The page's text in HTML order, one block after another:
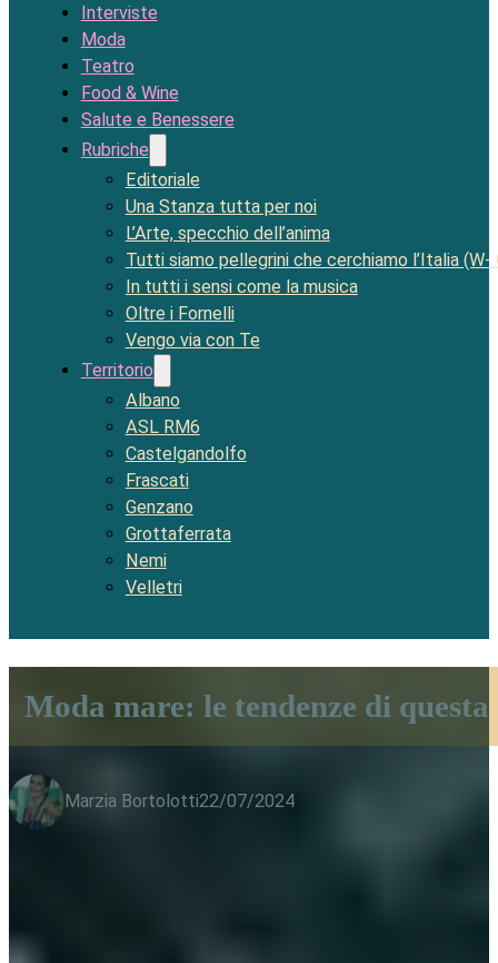
Interviste
Moda
Teatro
Food & Wine
Salute e Benessere
Rubriche
Editoriale
Una Stanza tutta per noi
L’Arte, specchio dell’anima
Tutti siamo pellegrini che cerchiamo l’Italia (W-
In tutti i sensi come la musica
Oltre i Fornelli
Vengo via con Te
Territorio
Albano
ASL RM6
Castelgandolfo
Frascati
Genzano
Grottaferrata
Nemi
Velletri
Moda mare: le tendenze di questa
Marzia Bortolotti22/07/2024